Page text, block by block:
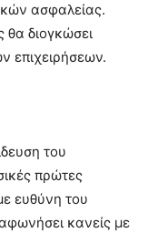
ασφαλείας.
θα διογκώσει
επιχειρήσεων.
του
πρώτες
ευθύνη του
κανείς με